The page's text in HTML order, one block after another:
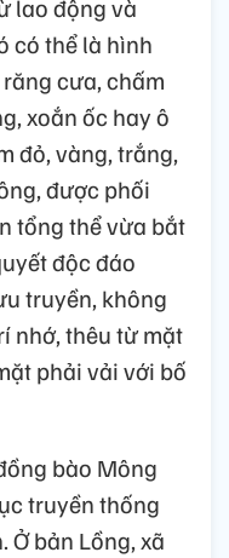
lao động và
có thể là hình
cưa, chấm
xoắn ốc hay ô
đỏ, vàng, trắng,
được phối
tổng thể vừa bắt
độc đáo
truyền, không
nhớ, thêu từ mặt
phải vải với bố
bào Mông
truyền thống
bản Lồng, xã